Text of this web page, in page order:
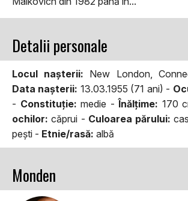
Detalii personale
Locul naşterii: New London,
Data naşterii: 13.03.1955 (71 ani) -
- Constituţie: medie -Înălţime: 170
ochilor: căprui - Culoarea părului:
peşti - Etnie/rasă: albă
Monden